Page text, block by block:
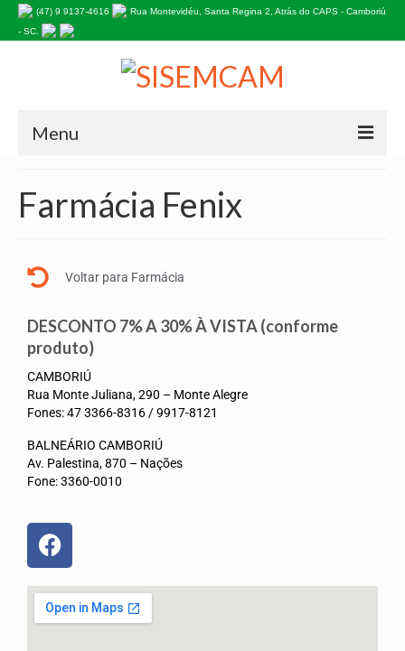
(47) 9 9137-4616
Rua Montevidéu, Santa Regina 2, Atrás do CAPS - Camboriú
- SC.
Menu
NOSSA HISTÓRIA
PALAVRA DA PRESIDENTE
EDITAIS
INFORMATIVOS
ASSOCIE-SE
CONVÊNIOS
MÍDIAS
QUEM SOMOS
ASSESSORIA JURÍDICA
Farmácia Fenix
Voltar para Farmácia
DESCONTO 7% A 30% À VISTA (conforme
produto)
CAMBORIÚ
Rua Monte Juliana, 290 – Monte Alegre
Fones: 47 3366-8316 / 9917-8121
BALNEÁRIO CAMBORIÚ
Av. Palestina, 870 – Nações
Fone: 3360-0010